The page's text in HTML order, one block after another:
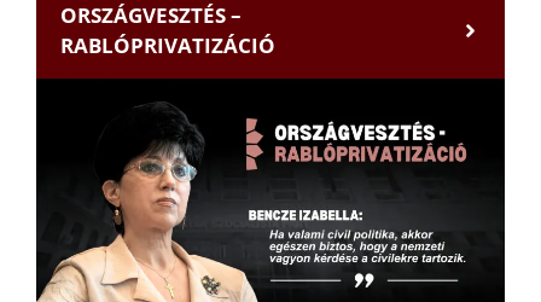
ORSZÁGVESZTÉS –
RABLÓPRIVATIZÁCIÓ